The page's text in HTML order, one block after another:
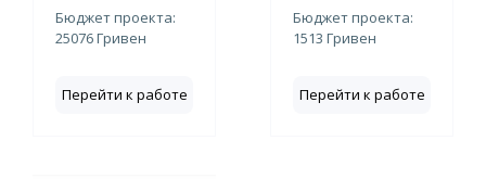
Бюджет проекта:
25076 Гривен
Перейти к работе
Бюджет проекта:
1513 Гривен
Перейти к работе